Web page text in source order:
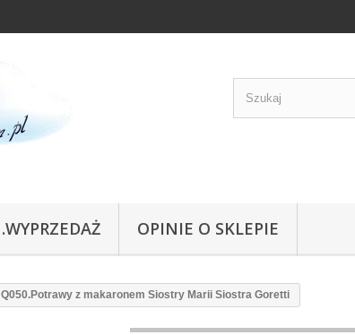
.WYPRZEDAŻ OPINIE O SKLEPIE
Q050.Potrawy z makaronem Siostry Marii Siostra Goretti